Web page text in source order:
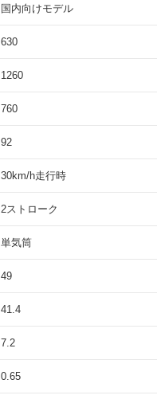
国内向けモデル
630
1260
760
92
30km/h走行時
2ストローク
単気筒
49
41.4
7.2
0.65